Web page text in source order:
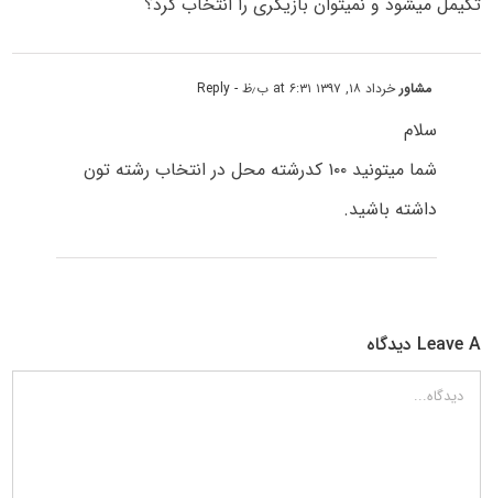
مشاور خرداد ۱۸, ۱۳۹۷ at ۶:۳۱ ب٫ظ - Reply
سلام
شما میتونید ۱۰۰ کدرشته محل در انتخاب رشته تون
داشته باشید.
Leave A دیدگاه
دیدگاه